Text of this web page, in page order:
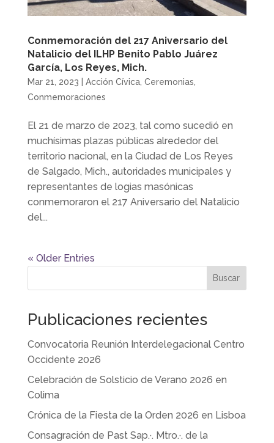
Conmemoración del 217 Aniversario del
Natalicio del ILHP Benito Pablo Juárez
García, Los Reyes, Mich.
Mar 21, 2023 Acción Cívica, Ceremonias
Conmemoraciones
El 21 de marzo de 2023, tal como sucedió en
muchísimas plazas públicas alrededor del
territorio nacional, en la Ciudad de Los Reyes
de Salgado, Mich., autoridades municipales y
representantes de logias masónicas
conmemoraron el 217 Aniversario del Natalicio
del...
« Older Entries
Buscar
Publicaciones recientes
Convocatoria Reunión Interdelegacional Centro
Occidente 2026
Celebración de Solsticio de Verano 2026 en
Colima
Crónica de la Fiesta de la Orden 2026 en Lisboa
Consagración de Past Sap.·. Mtro.·. de la